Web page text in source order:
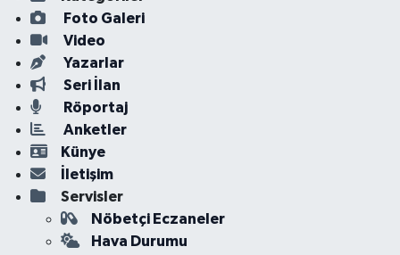
Foto Galeri
Video
Yazarlar
Seri İlan
Röportaj
Anketler
Künye
İletişim
Servisler
Nöbetçi Eczaneler
Hava Durumu